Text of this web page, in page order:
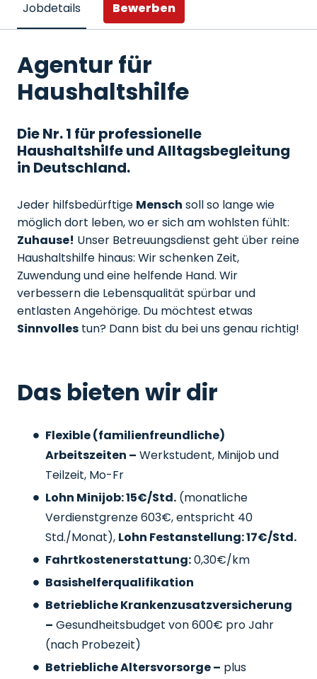
Jobdetails Bewerben
Agentur für
Haushaltshilfe
Die Nr. 1 für professionelle
Haushaltshilfe und Alltagsbegleitung
in Deutschland.
Jeder hilfsbedürftige Mensch soll so lange wie
möglich dort leben, wo er sich am wohlsten fühlt:
Zuhause! Unser Betreuungsdienst geht über reine
Haushaltshilfe hinaus: Wir schenken Zeit,
Zuwendung und eine helfende Hand. Wir
verbessern die Lebensqualität spürbar und
entlasten Angehörige. Du möchtest etwas
Sinnvolles tun? Dann bist du bei uns genau richtig!
Das bieten wir dir
Flexible (familienfreundliche)
Arbeitszeiten – Werkstudent, Minijob und
Teilzeit, Mo-Fr
Lohn Minijob: 15€/Std. (monatliche
Verdienstgrenze 603€, entspricht 40
Std./Monat), Lohn Festanstellung: 17€/Std.
Fahrtkostenerstattung:0,30€/km
Basishelferqualifikation
Betriebliche Krankenzusatzversicherung
– Gesundheitsbudget von 600€ pro Jahr
(nach Probezeit)
Betriebliche Altersvorsorge – plus